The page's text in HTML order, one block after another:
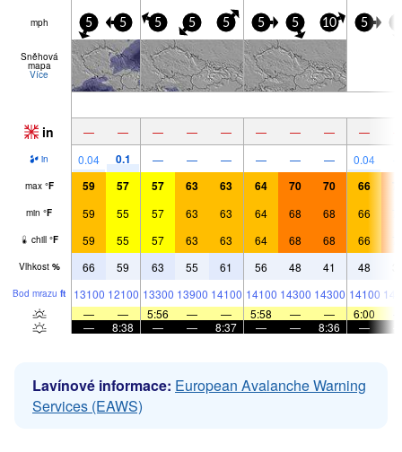
mph 5 5 5 5 5 5 5 10 5
Sněhová
mapa
Více
in — — — — — — — — —
in 0.04 0.1 — — — — — — 0.04
max °F 59 57 57 63 63 64 70 70 66
min °F 59 55 57 63 63 64 68 68 66
chill °F 59 55 57 63 63 64 68 68 66
Vlhkost % 66 59 63 55 61 56 48 41 48
Bod mrazu ft 13100 12100 13300 13900 14100 14100 14300 14300 14100
—
— 5:56 — — 5:58 — — 6:00
—
8:38 — — 8:37 — — 8:36 —
Lavínové informace: European Avalanche Warning
Services (EAWS)